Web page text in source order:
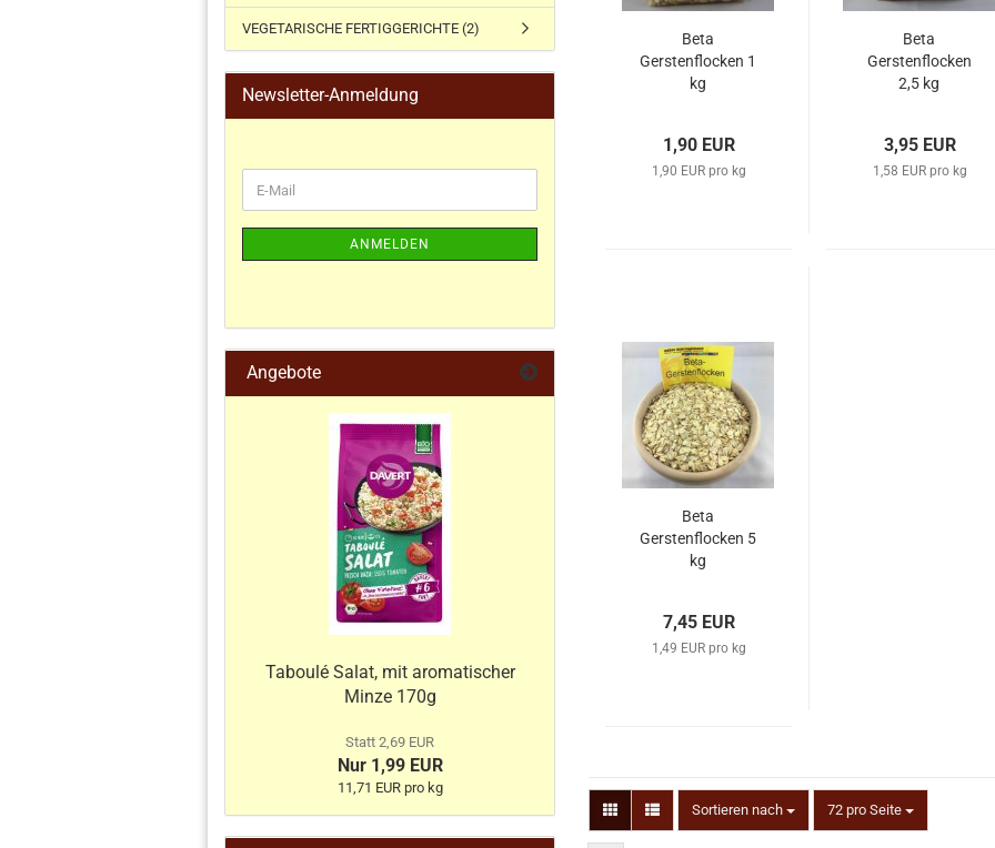
Beta
Gerstenflocken 1
kg
1,90 EUR
1,90 EUR pro kg
Beta
Gerstenflocken
2,5 kg
3,95 EUR
1,58 EUR pro kg
Beta
Gerstenflocken 5
kg
7,45 EUR
1,49 EUR pro kg
Sortieren nach 72 pro Seite
VEGETARISCHE FERTIGGERICHTE (2)
Newsletter-Anmeldung
ANMELDEN
Angebote
Taboulé Salat, mit aromatischer
Minze 170g
Statt 2,69 EUR
Nur 1,99 EUR
11,71 EUR pro kg